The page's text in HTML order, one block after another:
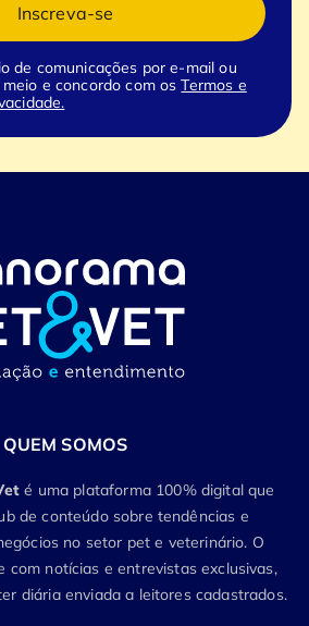
Inscreva-se
de comunicações por e-mail ou
e concordo com osTermos e
QUEM SOMOS
é uma plataforma 100% digital que
de conteúdo sobre tendências e
no setor pet e veterinário. O
com notícias e entrevistas exclusivas,
diária enviada a leitores cadastrados.